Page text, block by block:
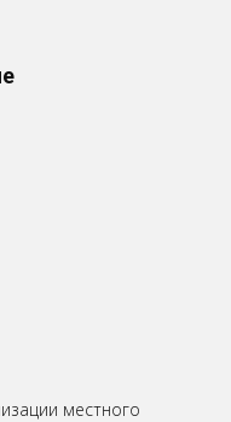
местного